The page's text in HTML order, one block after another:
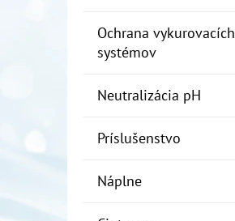
Ochrana vykurovacích
systémov
Neutralizácia pH
Príslušenstvo
Náplne